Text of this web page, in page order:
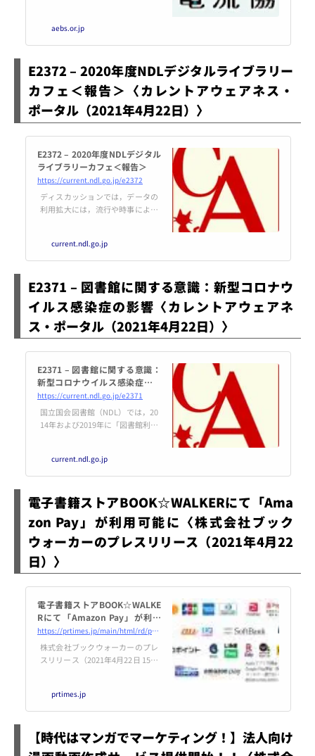
館・コンテンツ教育利用部会まと
め）
aebs.or.jp
E2372 – 2020年度NDLデジタルライブラリー
カフェ＜報告＞〈カレントアウェアネス・
ポータル（2021年4月22日）〉
E2372 – 2020年度NDLデジタル
ライブラリーカフェ＜報告＞
https://current.ndl.go.jp/e2372
ディスカッションでは，データの
利用拡大には，流行や時事によら
様なデータの統合的な分析に使え
るように，メタデータへの日本十
やData Catalog Vocabulary（DCA
らの出力項目との対応表の作成・
公開が有効等の意見があった。
current.ndl.go.jp
E2371 – 図書館に関する意識：新型コロナウ
イルス感染症の影響〈カレントアウェアネ
ス・ポータル（2021年4月22日）〉
E2371 – 図書館に関する意識：
新型コロナウイルス感染症の影
響
https://current.ndl.go.jp/e2371
国立国会図書館（NDL）では，20
14年および2019年に「図書館利用
667，E2225参照）。公共図書館
に関する意識や情報行動の変化を
の頻度でこのような調査を行うこ
とを想定していたが，2020年，新
型コロナウイルス感染症の流行に
より人々の意識や行動に大きな変
化が生じたことが推測されたた
め，2019年に続けて2020年12月1
1日から15日に...
current.ndl.go.jp
電子書籍ストアBOOK☆WALKERにて「Ama
zon Pay」が利用可能に〈株式会社ブック
ウォーカーのプレスリリース（2021年4月22
日）〉
電子書籍ストアBOOK☆WALKE
Rにて「Amazon Pay」が利用
可能に
https://prtimes.jp/main/html/rd/p/000001082.000001227.html
株式会社ブックウォーカーのプレ
スリリース（2021年4月22日 15時
用可能に
prtimes.jp
【時代はマンガでマーケティング！】法人向け